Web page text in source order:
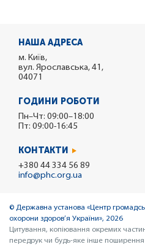
НАША АДРЕСА
м. Київ,
вул. Ярославська, 41,
04071
ГОДИНИ РОБОТИ
Пн–Чт: 09:00–18:00
Пт: 09:00-16:45
КОНТАКТИ
+380 44 334 56 89
info@phc.org.ua
© Державна установа «Центр
охорони здоров’я України», 2026
Цитування, копіювання окремих
передрук чи будь-яке інше поширення